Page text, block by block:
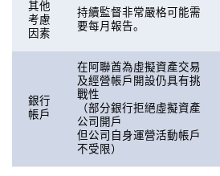
其他
考慮
因素
持續監督非常嚴格可能需
要每月報告。
銀行
帳戶
在阿聯酋為虛擬資產交易
及經營帳戶開設仍具有挑
戰性
（部分銀行拒絕虛擬資產
公司開戶
但公司自身運營活動帳戶
不受限）